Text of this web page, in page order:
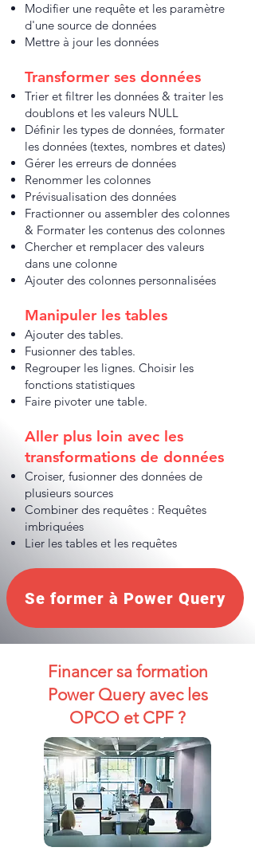
Modifier une requête et les paramètre
d'une source de données
Mettre à jour les données
Transformer ses données
Trier et filtrer les données & traiter les
doublons et les valeurs NULL
Définir les types de données, formater
les données (textes, nombres et dates)
Gérer les erreurs de données
Renommer les colonnes
Prévisualisation des données
Fractionner ou assembler des colonnes
& Formater les contenus des colonnes
Chercher et remplacer des valeurs
dans une colonne
Ajouter des colonnes personnalisées
Manipuler les tables
Ajouter des tables.
Fusionner des tables.
Regrouper les lignes. Choisir les
fonctions statistiques
Faire pivoter une table.
Aller plus loin avec les
transformations de données
Croiser, fusionner des données de
plusieurs sources
Combiner des requêtes : Requêtes
imbriquées
Lier les tables et les requêtes
Se former à Power Query
Financer sa formation
Power Query avec les
OPCO et CPF​ ?